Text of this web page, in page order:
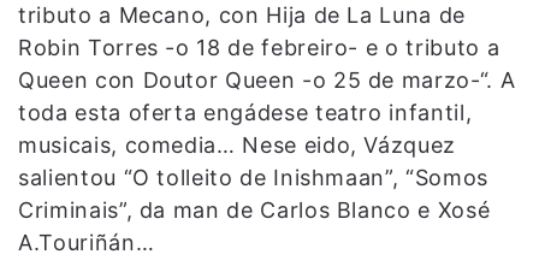
tributo a Mecano, con Hija de La Luna de
Robin Torres -o 18 de febreiro- e o tributo a
Queen con Doutor Queen -o 25 de marzo-“. A
toda esta oferta engádese teatro infantil,
musicais, comedia… Nese eido, Vázquez
salientou “O tolleito de Inishmaan”, “Somos
Criminais”, da man de Carlos Blanco e Xosé
A.Touriñán…